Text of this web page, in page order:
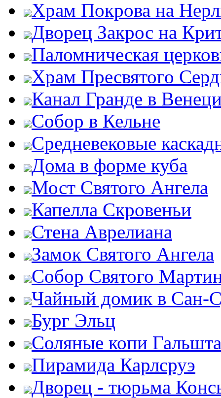
Храм Покрова на
Дворец Закрос на
Паломническая
Храм Пресвятого
Канал Гранде в
Собор в Кельне
Средневековые
Дома в форме куба
Мост Святого Ангела
Капелла Скровеньи
Стена Аврелиана
Замок Святого Ангела
Собор Святого
Чайный домик в Сан-
Бург Эльц
Соляные копи
Пирамида Карлсруэ
Дворец - тюрьма